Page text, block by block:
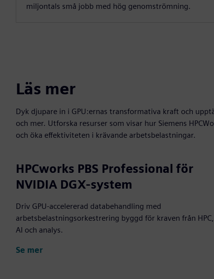
miljontals små jobb med hög genomströmning.
Läs mer
Dyk djupare in i GPU:ernas transformativa kraft och
och mer. Utforska resurser som visar hur Siemens
och öka effektiviteten i krävande arbetsbelastningar.
HPCworks PBS Professional för
NVIDIA DGX-system
Driv GPU-accelererad databehandling med
arbetsbelastningsorkestrering byggd för kraven från HPC,
AI och analys.
Se mer